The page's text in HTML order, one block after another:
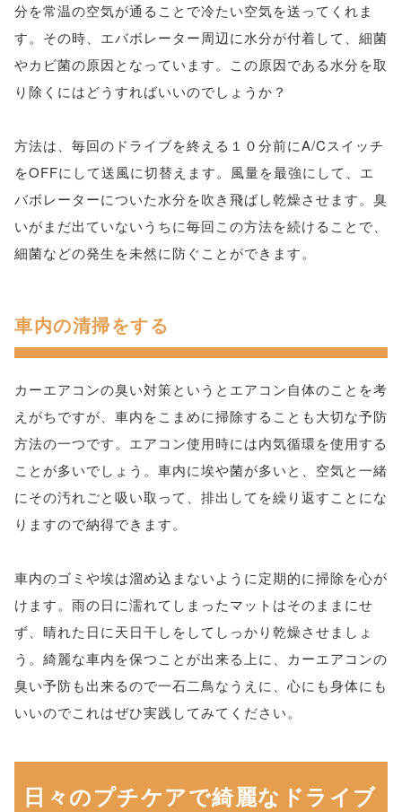
分を常温の空気が通ることで冷たい空気を送ってくれま
す。その時、エバボレーター周辺に水分が付着して、細菌
やカビ菌の原因となっています。この原因である水分を取
り除くにはどうすればいいのでしょうか？
方法は、毎回のドライブを終える１０分前にA/Cスイッチ
をOFFにして送風に切替えます。風量を最強にして、エ
バボレーターについた水分を吹き飛ばし乾燥させます。臭
いがまだ出ていないうちに毎回この方法を続けることで、
細菌などの発生を未然に防ぐことができます。
車内の清掃をする
カーエアコンの臭い対策というとエアコン自体のことを考
えがちですが、車内をこまめに掃除することも大切な予防
方法の一つです。エアコン使用時には内気循環を使用する
ことが多いでしょう。車内に埃や菌が多いと、空気と一緒
にその汚れごと吸い取って、排出してを繰り返すことにな
りますので納得できます。
車内のゴミや埃は溜め込まないように定期的に掃除を心が
けます。雨の日に濡れてしまったマットはそのままにせ
ず、晴れた日に天日干しをしてしっかり乾燥させましょ
う。綺麗な車内を保つことが出来る上に、カーエアコンの
臭い予防も出来るので一石二鳥なうえに、心にも身体にも
いいのでこれはぜひ実践してみてください。
日々のプチケアで綺麗なドライブ